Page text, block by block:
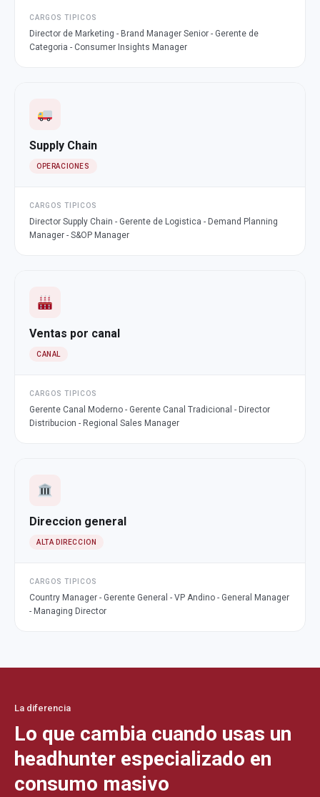
CARGOS TIPICOS
Director de Marketing - Brand Manager Senior - Gerente de
Categoria - Consumer Insights Manager
Supply Chain
OPERACIONES
CARGOS TIPICOS
Director Supply Chain - Gerente de Logistica - Demand Planning
Manager - S&OP Manager
Ventas por canal
CANAL
CARGOS TIPICOS
Gerente Canal Moderno - Gerente Canal Tradicional - Director
Distribucion - Regional Sales Manager
Direccion general
ALTA DIRECCION
CARGOS TIPICOS
Country Manager - Gerente General - VP Andino - General Manager
- Managing Director
La diferencia
Lo que cambia cuando usas un
headhunter especializado en
consumo masivo